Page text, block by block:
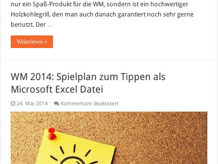
nur ein Spaß-Produkt für die WM, sondern ist ein hochwertiger
Holzkohlegrill, den man auch danach garantiert noch sehr gerne
benutzt. Der …
Weiterlesen »
WM 2014: Spielplan zum Tippen als
Microsoft Excel Datei
24. Mai 2014 Kommentare deaktiviertfür
2014:
Spielplan
zum
Tippen
als
Microsoft
Excel
Datei